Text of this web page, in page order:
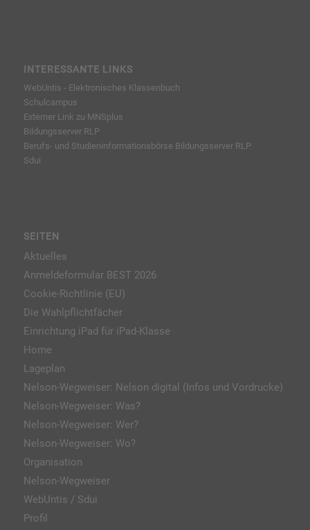
INTERESSANTE LINKS
WebUntis - Elektronisches Klassenbuch
Schulcampus
Externer Link zu MNSplus
Bildungsserver RLP
Berufs- und Studieninformationsbörse Bildungsserver RLP
Sdui
SEITEN
Aktuelles
Anmeldeformular BEST 2026
Cookie-Richtlinie (EU)
Die Wahlpflichtfächer
Einrichtung iPad für iPad-Klasse
Home
Lageplan
Nelson-Wegweiser: Nelson digital (Infos und Vordrucke)
Nelson-Wegweiser: Was?
Nelson-Wegweiser: Wer?
Nelson-Wegweiser: Wo?
Organisation
Nelson-Wegweiser
WebUntis / Sdui
Profil